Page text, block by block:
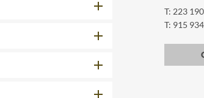
T: 223
T: 915